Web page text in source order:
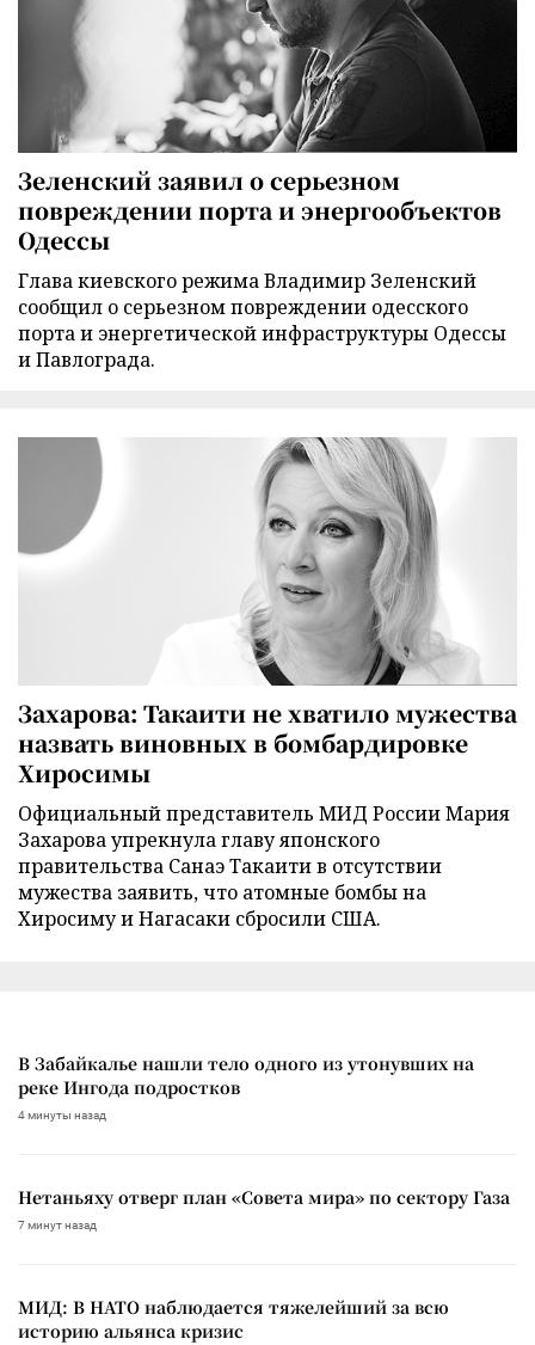
Зеленский заявил о серьезном
повреждении порта и энергообъектов
Одессы
Глава киевского режима Владимир Зеленский
сообщил о серьезном повреждении одесского
порта и энергетической инфраструктуры Одессы
и Павлограда.
Захарова: Такаити не хватило мужества
назвать виновных в бомбардировке
Хиросимы
Официальный представитель МИД России Мария
Захарова упрекнула главу японского
правительства Санаэ Такаити в отсутствии
мужества заявить, что атомные бомбы на
Хиросиму и Нагасаки сбросили США.
В Забайкалье нашли тело одного из утонувших на
реке Ингода подростков
4 минуты назад
Нетаньяху отверг план «Совета мира» по сектору Газа
7 минут назад
МИД: В НАТО наблюдается тяжелейший за всю
историю альянса кризис